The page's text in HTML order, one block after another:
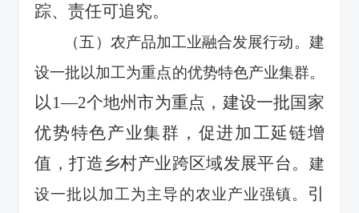
踪、责任可追究。
（五）农产品加工业融合发展行动。建
设一批以加工为重点的优势特色产业集群。
以1—2个地州市为重点，建设一批国家
优势特色产业集群，促进加工延链增
值，打造乡村产业跨区域发展平台。 建
设一批以加工为主导的农业产业强镇。 引